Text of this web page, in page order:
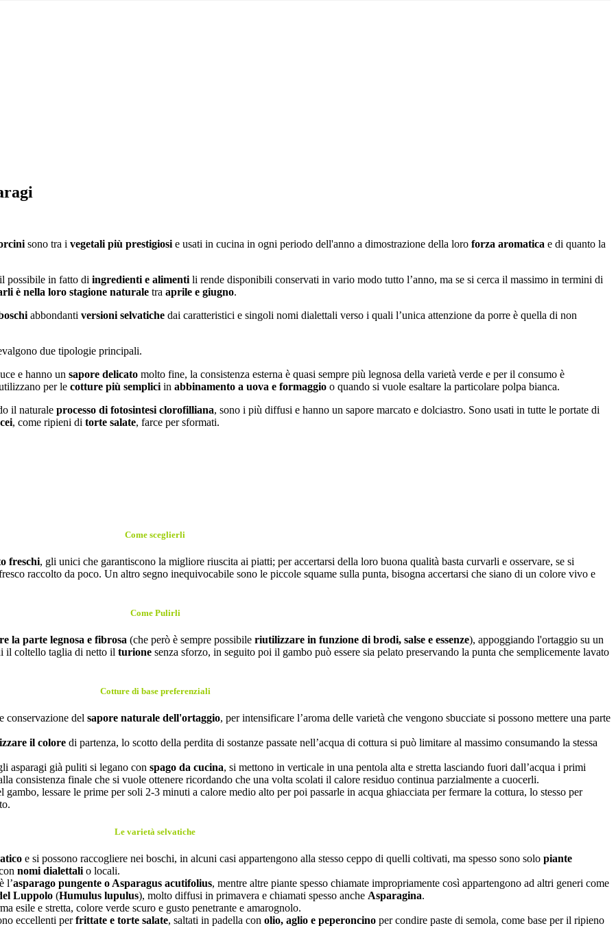
sono tra i vegetali più prestigiosie usati in cucina in ogni periodo dell'anno a dimostrazione della loro forza aromatica e di quanto la
possibile in fatto di ingredienti e alimentili rende disponibili conservati in vario modo tutto l’anno, ma se si cerca il massimo in termini di
è nella loro stagione naturale tra aprile e giugno.
abbondanti versioni selvatiche dai caratteristici e singoli nomi dialettali verso i quali l’unica attenzione da porre è quella di non
due tipologie principali.
e hanno un sapore delicato molto fine, la consistenza esterna è quasi sempre più legnosa della varietà verde e per il consumo è
per le cotture più sempliciin abbinamento a uova e formaggio o quando si vuole esaltare la particolare polpa bianca.
il naturale processo di fotosintesi clorofilliana, sono i più diffusi e hanno un sapore marcato e dolciastro. Sono usati in tutte le portate di
, come ripieni di torte salate, farce per sformati.
Come sceglierli
freschi, gli unici che garantiscono la migliore riuscita ai piatti; per accertarsi della loro buona qualità basta curvarli e osservare, se si
raccolto da poco. Un altro segno inequivocabile sono le piccole squame sulla punta, bisogna accertarsi che siano di un colore vivo e
Come Pulirli
la parte legnosa e fibrosa (che però è sempre possibile riutilizzare in funzione di brodi, salse e essenze), appoggiando l'ortaggio su un
il coltello taglia di netto il turione senza sforzo, in seguito poi il gambo può essere sia pelato preservando la punta che semplicemente lavato
Cotture di base preferenziali
conservazione del sapore naturale dell'ortaggio, per intensificare l’aroma delle varietà che vengono sbucciate si possono mettere una parte
il colore di partenza, lo scotto della perdita di sostanze passate nell’acqua di cottura si può limitare al massimo consumando la stessa
asparagi già puliti si legano con spago da cucina, si mettono in verticale in una pentola alta e stretta lasciando fuori dall’acqua i primi
consistenza finale che si vuole ottenere ricordando che una volta scolati il calore residuo continua parzialmente a cuocerli.
gambo, lessare le prime per soli 2-3 minuti a calore medio alto per poi passarle in acqua ghiacciata per fermare la cottura, lo stesso per
Le varietà selvatiche
e si possono raccogliere nei boschi, in alcuni casi appartengono alla stesso ceppo di quelli coltivati, ma spesso sono solo piante
nomi dialettali o locali.
è l’asparago pungente o Asparagus acutifolius, mentre altre piante spesso chiamate impropriamente così appartengono ad altri generi come
Luppolo (Humulus lupulus), molto diffusi in primavera e chiamati spesso anche Asparagina.
esile e stretta, colore verde scuro e gusto penetrante e amarognolo.
eccellenti perfrittate e torte salate, saltati in padella con olio, aglio e peperoncino per condire paste di semola, come base per il ripieno